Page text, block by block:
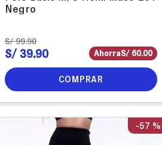
Negro
S/ 99.90
S/ 39.90 AhorraS/ 60.00
COMPRAR
-57 %